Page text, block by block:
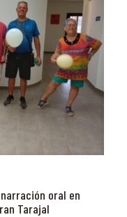
oral en
Tarajal